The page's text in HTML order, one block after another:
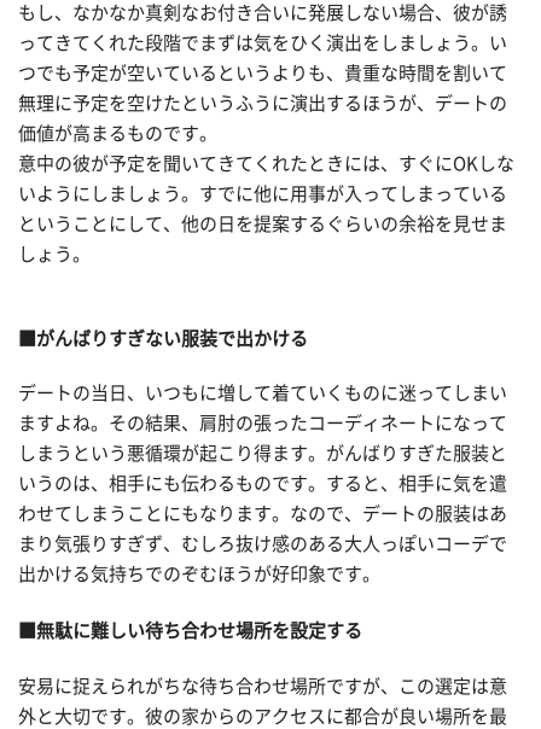
もし、なかなか真剣なお付き合いに発展しない場合、彼が誘
ってきてくれた段階でまずは気をひく演出をしましょう。い
つでも予定が空いているというよりも、貴重な時間を割いて
無理に予定を空けたというふうに演出するほうが、デートの
価値が高まるものです。
意中の彼が予定を聞いてきてくれたときには、すぐにOKしな
いようにしましょう。すでに他に用事が入ってしまっている
ということにして、他の日を提案するぐらいの余裕を見せま
しょう。
■がんばりすぎない服装で出かける
デートの当日、いつもに増して着ていくものに迷ってしまい
ますよね。その結果、肩肘の張ったコーディネートになって
しまうという悪循環が起こり得ます。がんばりすぎた服装と
いうのは、相手にも伝わるものです。すると、相手に気を遣
わせてしまうことにもなります。なので、デートの服装はあ
まり気張りすぎず、むしろ抜け感のある大人っぽいコーデで
出かける気持ちでのぞむほうが好印象です。
■無駄に難しい待ち合わせ場所を設定する
安易に捉えられがちな待ち合わせ場所ですが、この選定は意
外と大切です。彼の家からのアクセスに都合が良い場所を最